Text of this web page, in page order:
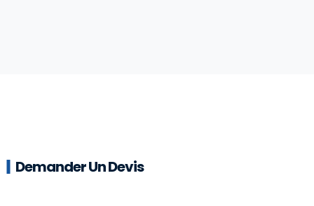
Demander Un Devis